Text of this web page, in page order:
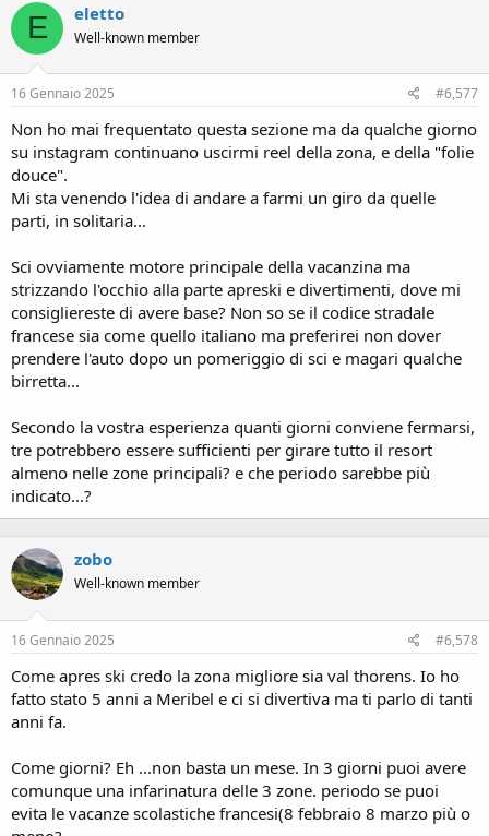
E eletto
Well-known member
16 Gennaio 2025 #6,577
Non ho mai frequentato questa sezione ma da qualche giorno
su instagram continuano uscirmi reel della zona, e della "folie
douce".
Mi sta venendo l'idea di andare a farmi un giro da quelle
parti, in solitaria...
Sci ovviamente motore principale della vacanzina ma
strizzando l'occhio alla parte apreski e divertimenti, dove mi
consigliereste di avere base? Non so se il codice stradale
francese sia come quello italiano ma preferirei non dover
prendere l'auto dopo un pomeriggio di sci e magari qualche
birretta...
Secondo la vostra esperienza quanti giorni conviene fermarsi,
tre potrebbero essere sufficienti per girare tutto il resort
almeno nelle zone principali? e che periodo sarebbe più
indicato...?
zobo
Well-known member
16 Gennaio 2025 #6,578
Come apres ski credo la zona migliore sia val thorens. Io ho
fatto stato 5 anni a Meribel e ci si divertiva ma ti parlo di tanti
anni fa.
Come giorni? Eh ...non basta un mese. In 3 giorni puoi avere
comunque una infarinatura delle 3 zone. periodo se puoi
evita le vacanze scolastiche francesi(8 febbraio 8 marzo più o